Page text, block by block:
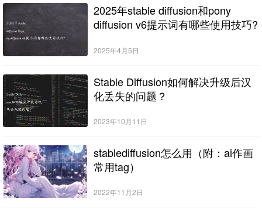
2025年stable diffusion和pony
diffusion v6提示词有哪些使用技巧?
2025年4月5日
Stable Diffusion如何解决升级后汉
化丢失的问题？
2023年10月11日
stablediffusion怎么用（附：ai作画
常用tag）
2022年11月2日